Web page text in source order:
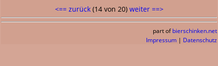
<== zurück(14 von 20) weiter ==>
part of bierschinken.net
Impressum | Datenschutz